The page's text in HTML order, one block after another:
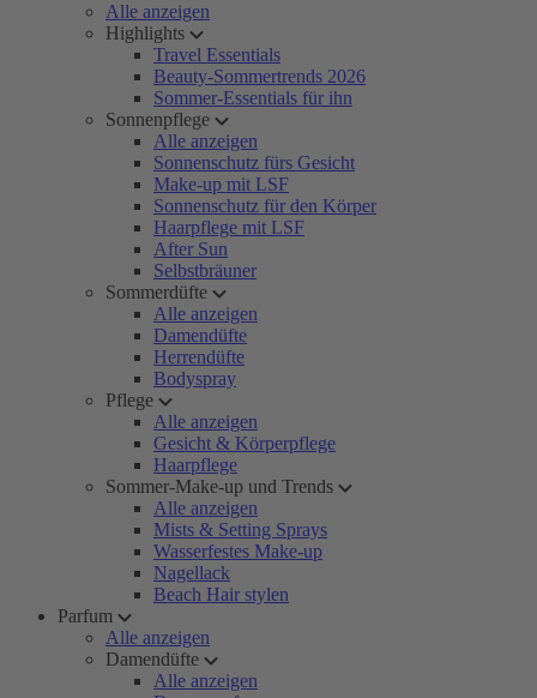
Alle anzeigen
Highlights
Travel Essentials
Beauty-Sommertrends 2026
Sommer-Essentials für ihn
Sonnenpflege
Alle anzeigen
Sonnenschutz fürs Gesicht
Make-up mit LSF
Sonnenschutz für den Körper
Haarpflege mit LSF
After Sun
Selbstbräuner
Sommerdüfte
Alle anzeigen
Damendüfte
Herrendüfte
Bodyspray
Pflege
Alle anzeigen
Gesicht & Körperpflege
Haarpflege
Sommer-Make-up und Trends
Alle anzeigen
Mists & Setting Sprays
Wasserfestes Make-up
Nagellack
Beach Hair stylen
Parfum
Alle anzeigen
Damendüfte
Alle anzeigen